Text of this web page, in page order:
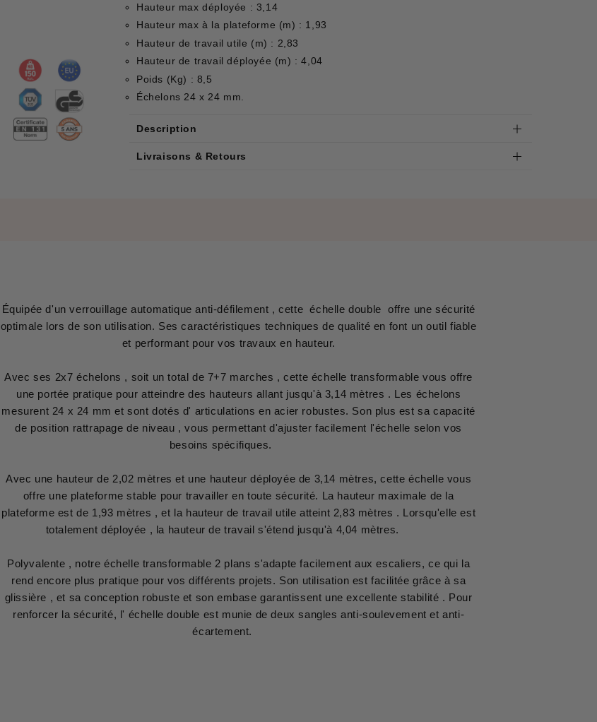
Hauteur max déployée : 3,14
Hauteur max à la plateforme (m) : 1,93
Hauteur de travail utile (m) : 2,83
Hauteur de travail déployée (m) : 4,04
Poids (Kg) : 8,5
Échelons 24 x 24 mm.
Description
Livraisons & Retours
Équipée d'un verrouillage automatique anti-défilement , cette échelle double offre une sécurité
optimale lors de son utilisation. Ses caractéristiques techniques de qualité en font un outil fiable
et performant pour vos travaux en hauteur.
Avec ses 2x7 échelons , soit un total de 7+7 marches , cette échelle transformable vous offre
une portée pratique pour atteindre des hauteurs allant jusqu'à 3,14 mètres . Les échelons
mesurent 24 x 24 mm et sont dotés d' articulations en acier robustes. Son plus est sa capacité
de position rattrapage de niveau , vous permettant d'ajuster facilement l'échelle selon vos
besoins spécifiques.
Avec une hauteur de 2,02 mètres et une hauteur déployée de 3,14 mètres, cette échelle vous
offre une plateforme stable pour travailler en toute sécurité. La hauteur maximale de la
plateforme est de 1,93 mètres , et la hauteur de travail utile atteint 2,83 mètres . Lorsqu'elle est
totalement déployée , la hauteur de travail s'étend jusqu'à 4,04 mètres.
Polyvalente , notre échelle transformable 2 plans s'adapte facilement aux escaliers, ce qui la
rend encore plus pratique pour vos différents projets. Son utilisation est facilitée grâce à sa
glissière , et sa conception robuste et son embase garantissent une excellente stabilité . Pour
renforcer la sécurité, l' échelle double est munie de deux sangles anti-soulevement et anti-
écartement.